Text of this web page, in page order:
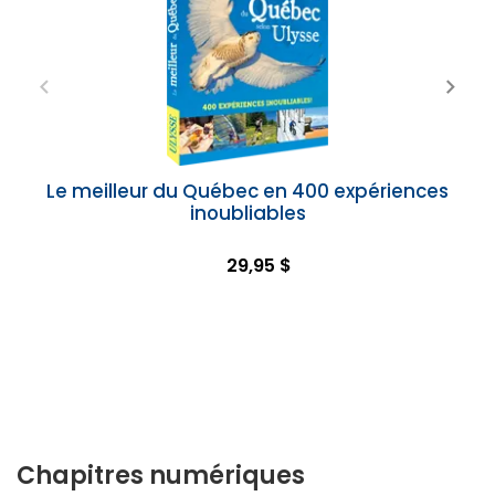
Le meilleur du Québec en 400 expériences
inoubliables
29,95 $
Chapitres numériques